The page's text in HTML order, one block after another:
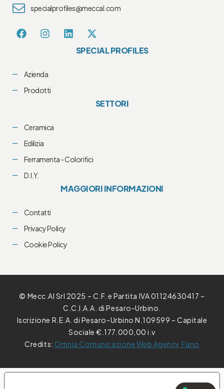
specialprofiles@meccal.com
SPECIAL PROFILES
Azienda
Prodotti
SETTORI
Ceramica
Edilizia
Ferramenta - Colorifici
D.I.Y.
MAGGIORI INFORMAZIONI
Contatti
Privacy Policy
Cookie Policy
© Mecc.Al Srl 2025 – C.F. e Partita IVA 01124630417 –
C.C.I.A.A. di Pesaro-Urbino.
Iscrizione R.E.A. di Pesaro-Urbino N.109599 – Capitale
Sociale €.177.000,00 i.v
Credits: Omnia Comunicazione Web Agency Fano
TUE PREFERENZE RELATIVE ALLA PRIVACY